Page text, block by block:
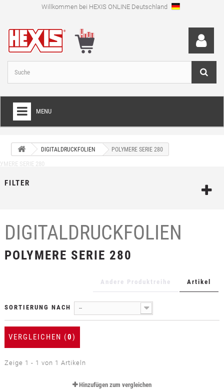
Willkommen bei HEXIS ONLINE Deutschland
MENU
FOLIEN FÜR VOLLVERKLEBUNGEN
+
TEXTILFOLIEN
SCHUTZ- UND SICHERHEITSFOLIEN
DIGITALDRUCKFOLIEN POLYMERE SERIE 280
FILTER
DIGITALDRUCKFOLIEN
POLYMERE SERIE 280
Artikel
Andere Produktreihe
SORTIERUNG NACH --
VERGLEICHEN (0)
Zeige 1 - 1 von 1 Artikeln
Hinzufügen zum vergleichen